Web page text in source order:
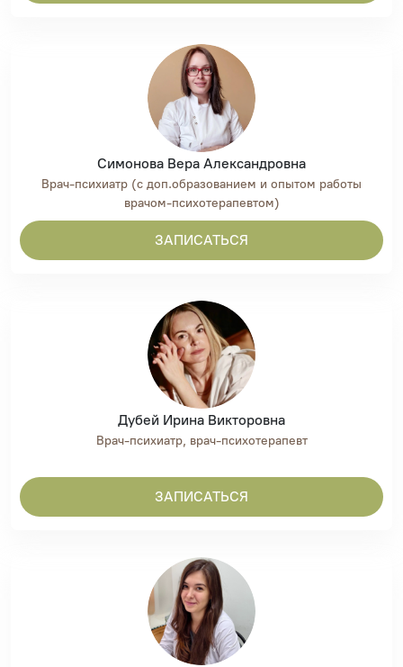
Симонова Вера Александровна
Врач-психиатр (с доп.образованием и опытом работы
врачом-психотерапевтом)
ЗАПИСАТЬСЯ
Дубей Ирина Викторовна
Врач-психиатр, врач-психотерапевт
ЗАПИСАТЬСЯ